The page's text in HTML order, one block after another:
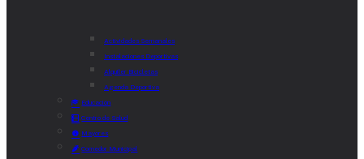
Actividades Semanales
Instalaciones Deportivas
Alquiler Bicicletas
Agenda Deportiva
Educación
Centro de Salud
Mayores
Comedor Municipal